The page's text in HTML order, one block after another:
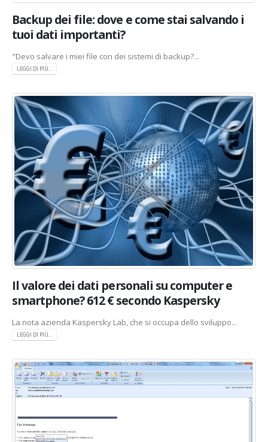
Backup dei file: dove e come stai salvando i
tuoi dati importanti?
"Devo salvare i miei file con dei sistemi di backup?...
LEGGI DI PIÙ...
Il valore dei dati personali su computer e
smartphone? 612 € secondo Kaspersky
La nota azienda Kaspersky Lab, che si occupa dello sviluppo...
LEGGI DI PIÙ...